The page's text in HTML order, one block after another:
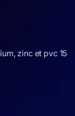
zinc et pvc 15